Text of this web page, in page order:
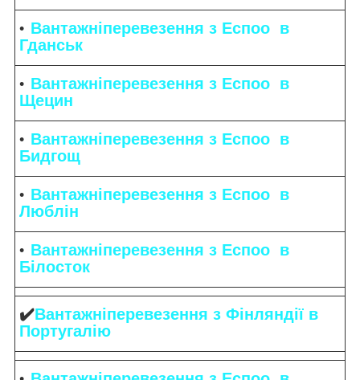
Вантажніперевезення з Еспоо в
Гданськ
Вантажніперевезення з Еспоо в
Щецин
Вантажніперевезення з Еспоо в
Бидгощ
Вантажніперевезення з Еспоо в
Люблін
Вантажніперевезення з Еспоо в
Білосток
✔️Вантажніперевезення з Фінляндії в
Португалію